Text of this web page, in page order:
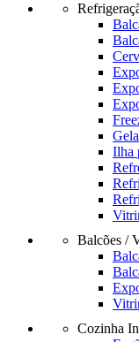
Ilha
Balcões /
Cozinha